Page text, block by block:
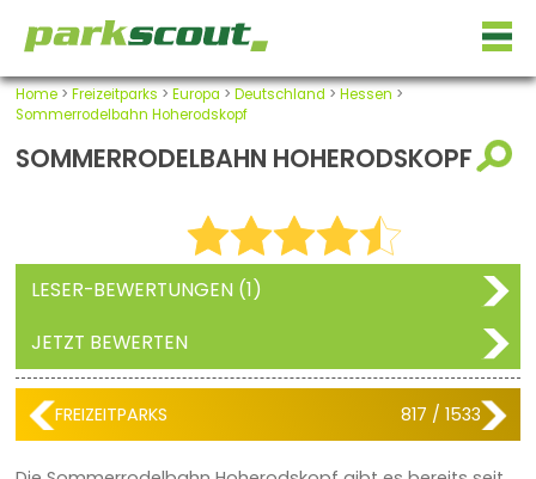
Home> Freizeitparks > Europa > Deutschland > Hessen >
Sommerrodelbahn Hoherodskopf
SOMMERRODELBAHN HOHERODSKOPF
LESER-BEWERTUNGEN (1)
JETZT BEWERTEN
FREIZEITPARKS 817 / 1533